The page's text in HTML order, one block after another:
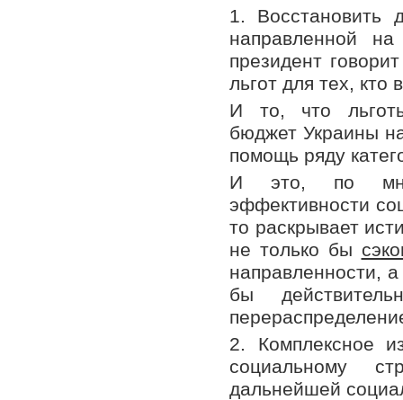
1. Восстановить
направленной
президент
льгот для тех, кто
И то, что льготы
бюджет Украины
помощь ряду
И это, по
эффективности
то раскрывает
не только бы
направленности,
бы
2. Комплексное
социальному
дальнейшей